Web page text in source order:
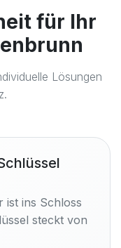
für Ihr
Lösungen
ist ins Schloss
steckt von